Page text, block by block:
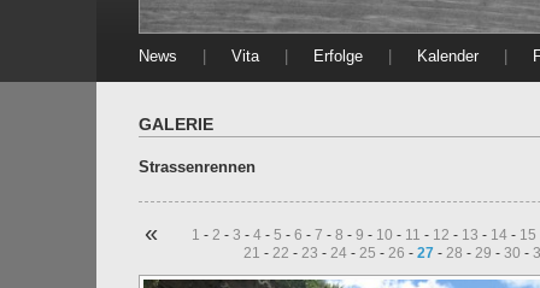
News Vita Erfolge Kalender
GALERIE
Strassenrennen
« 1 - 2 - 3 - 4- 5 - 6 - 7 - 8 - 9 - 10 - 11 - 12 - 13 - 14- 15
21 - 22 - 23 - 24 - 25 - 26 - 27 - 28 - 29 - 30 -